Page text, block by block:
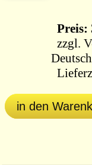
Preis:
zzgl.
in den